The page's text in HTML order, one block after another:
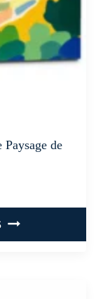
de
prix : €49.99 à